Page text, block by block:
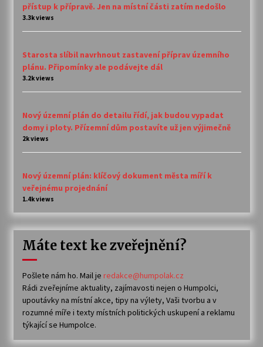
přístup k přípravě. Jen na místní části zatím nedošlo
3.3k views
Starosta slíbil navrhnout zastavení příprav územního
plánu. Připomínky ale podávejte dál
3.2k views
Nový územní plán do detailu řídí, jak budou vypadat
domy i ploty. Přízemní dům postavíte už jen výjimečně
2k views
Nový územní plán: klíčový dokument města míří k
veřejnému projednání
1.4k views
Máte text ke zveřejnění?
Pošlete nám ho. Mail je redakce@humpolak.cz
Rádi zveřejníme aktuality, zajímavosti nejen o Humpolci,
upoutávky na místní akce, tipy na výlety, Vaši tvorbu a v
rozumné míře i texty místních politických uskupení a reklamu
týkající se Humpolce.